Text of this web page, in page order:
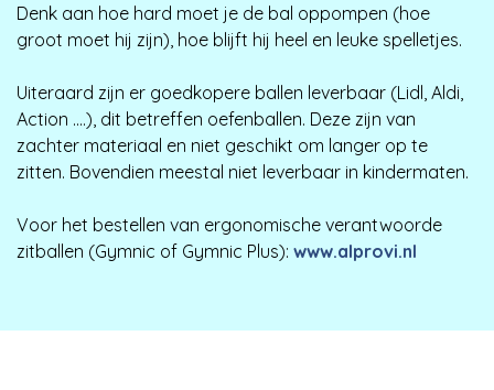
Denk aan hoe hard moet je de bal oppompen (hoe
groot moet hij zijn), hoe blijft hij heel en leuke spelletjes.
Uiteraard zijn er goedkopere ballen leverbaar (Lidl, Aldi,
Action ....), dit betreffen oefenballen. Deze zijn van
zachter materiaal en niet geschikt om langer op te
zitten. Bovendien meestal niet leverbaar in kindermaten.
Voor het bestellen van ergonomische verantwoorde
zitballen (Gymnic of Gymnic Plus): www.alprovi.nl